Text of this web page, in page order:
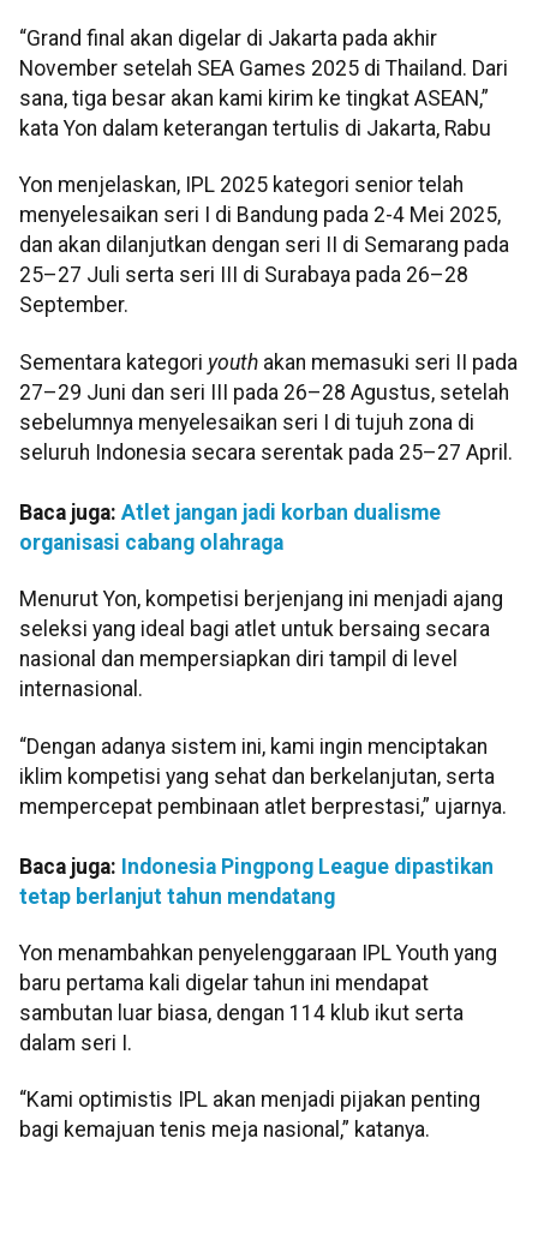
“Grand final akan digelar di Jakarta pada akhir
November setelah SEA Games 2025 di Thailand. Dari
sana, tiga besar akan kami kirim ke tingkat ASEAN,”
kata Yon dalam keterangan tertulis di Jakarta, Rabu
Yon menjelaskan, IPL 2025 kategori senior telah
menyelesaikan seri I di Bandung pada 2-4 Mei 2025,
dan akan dilanjutkan dengan seri II di Semarang pada
25–27 Juli serta seri III di Surabaya pada 26–28
September.
Sementara kategori youth akan memasuki seri II pada
27–29 Juni dan seri III pada 26–28 Agustus, setelah
sebelumnya menyelesaikan seri I di tujuh zona di
seluruh Indonesia secara serentak pada 25–27 April.
Baca juga: Atlet jangan jadi korban dualisme
organisasi cabang olahraga
Menurut Yon, kompetisi berjenjang ini menjadi ajang
seleksi yang ideal bagi atlet untuk bersaing secara
nasional dan mempersiapkan diri tampil di level
internasional.
“Dengan adanya sistem ini, kami ingin menciptakan
iklim kompetisi yang sehat dan berkelanjutan, serta
mempercepat pembinaan atlet berprestasi,” ujarnya.
Baca juga: Indonesia Pingpong League dipastikan
tetap berlanjut tahun mendatang
Yon menambahkan penyelenggaraan IPL Youth yang
baru pertama kali digelar tahun ini mendapat
sambutan luar biasa, dengan 114 klub ikut serta
dalam seri I.
“Kami optimistis IPL akan menjadi pijakan penting
bagi kemajuan tenis meja nasional,” katanya.